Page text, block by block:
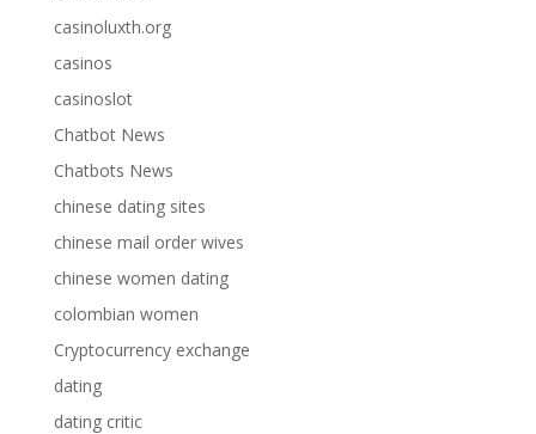
casinoluxth.org
casinos
casinoslot
Chatbot News
Chatbots News
chinese dating sites
chinese mail order wives
chinese women dating
colombian women
Cryptocurrency exchange
dating
dating critic